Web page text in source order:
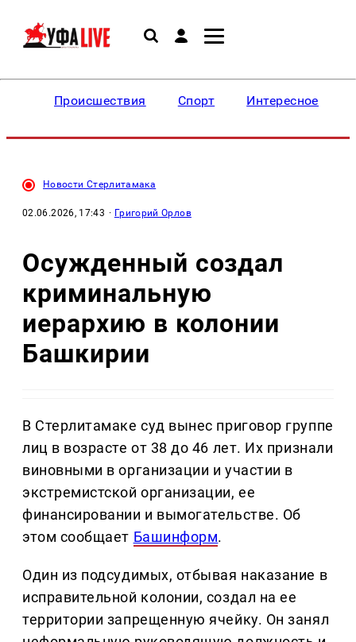
Происшествия Спорт Интересное
Новости Стерлитамака
02.06.2026, 17:43 · Григорий Орлов
Осужденный создал
криминальную
иерархию в колонии
Башкирии
В Стерлитамаке суд вынес приговор группе
лиц в возрасте от 38 до 46 лет. Их признали
виновными в организации и участии в
экстремистской организации, ее
финансировании и вымогательстве. Об
этом сообщает Башинформ.
Один из подсудимых, отбывая наказание в
исправительной колонии, создал на ее
территории запрещенную ячейку. Он занял